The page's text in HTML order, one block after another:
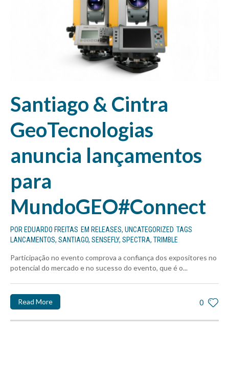
Santiago & Cintra
GeoTecnologias
anuncia lançamentos
para
MundoGEO#Connect
POR EDUARDO FREITAS EM RELEASES, UNCATEGORIZED TAGS
LANCAMENTOS, SANTIAGO, SENSEFLY, SPECTRA, TRIMBLE
Participação no evento comprova a confiança dos expositores no
potencial do mercado e no sucesso do evento, que é o...
0
Read More